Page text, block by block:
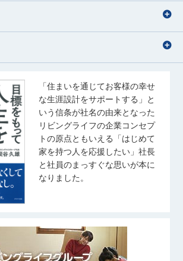
「住まいを通じてお客様の幸せ
な生涯設計をサポートする」と
いう信条が社名の由来となった
リビングライフの企業コンセプ
トの原点ともいえる「はじめて
家を持つ人を応援したい」社長
と社員のまっすぐな思いが本に
なりました。